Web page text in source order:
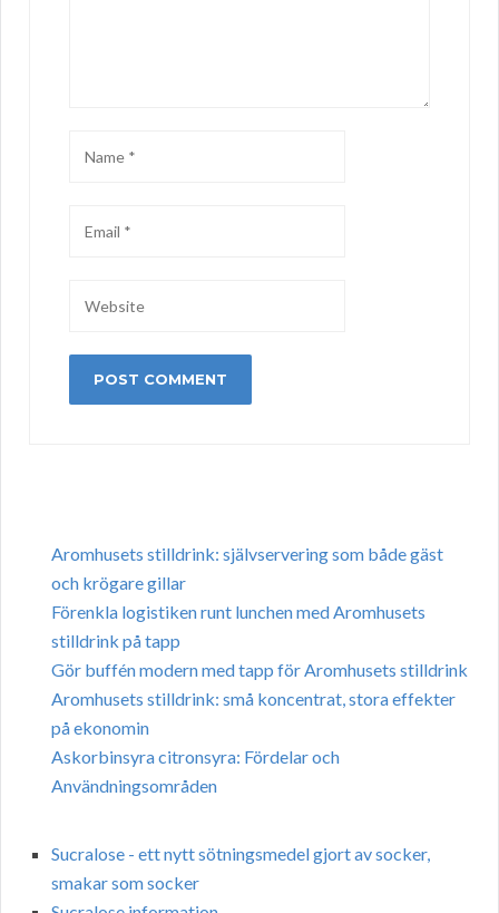
Aromhusets stilldrink: självservering som både gäst
och krögare gillar
Förenkla logistiken runt lunchen med Aromhusets
stilldrink på tapp
Gör buffén modern med tapp för Aromhusets stilldrink
Aromhusets stilldrink: små koncentrat, stora effekter
på ekonomin
Askorbinsyra citronsyra: Fördelar och
Användningsområden
Sucralose - ett nytt sötningsmedel gjort av socker,
smakar som socker